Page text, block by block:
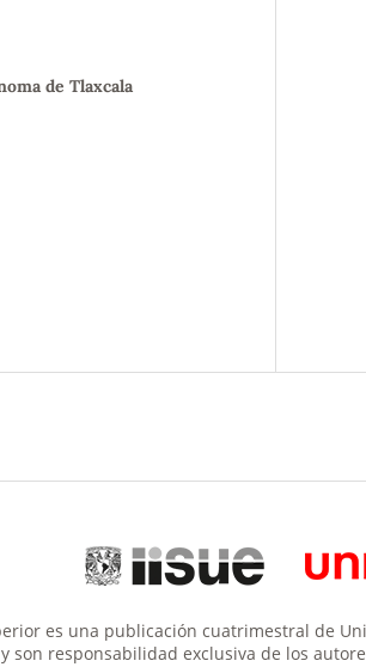
de Tlaxcala
es una publicación cuatrimestral de
son responsabilidad exclusiva de los